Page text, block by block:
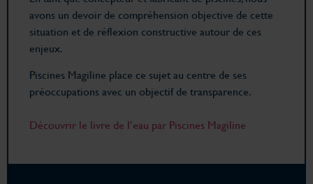
avons un devoir de compréhension objective de cette
situation et de réflexion constructive autour de ces
enjeux.
Piscines Magiline place ce sujet au centre de ses
préoccupations avec un objectif de transparence.
Découvrir le livre de l’eau par Piscines Magiline